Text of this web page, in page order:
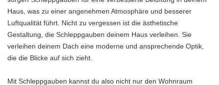
Haus, was zu einer angenehmen Atmosphäre und besserer
Luftqualität führt. Nicht zu vergessen ist die ästhetische
Gestaltung, die Schleppgauben deinem Haus verleihen. Sie
verleihen deinem Dach eine moderne und ansprechende Optik,
die die Blicke auf sich zieht.
Mit Schleppgauben kannst du also nicht nur den Wohnraum